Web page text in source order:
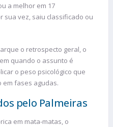
a melhor em 17
sua vez, saiu classificado ou
o retrospecto geral, o
quando o assunto é
o peso psicológico que
em fases agudas.
pelo Palmeiras
em mata-matas, o